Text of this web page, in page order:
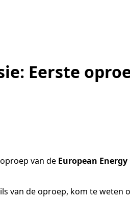
Eerste
van de European
van de oproep, kom te